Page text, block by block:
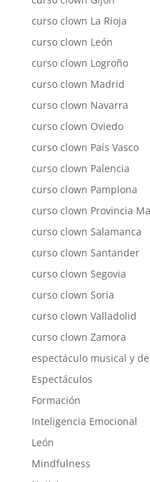
curso clown La Rioja
curso clown León
curso clown Logroño
curso clown Madrid
curso clown Navarra
curso clown Oviedo
curso clown País Vasco
curso clown Palencia
curso clown Pamplona
curso clown Provincia
curso clown Salamanca
curso clown Santander
curso clown Segovia
curso clown Soria
curso clown Valladolid
curso clown Zamora
espectáculo musical y
Espectáculos
Formación
Inteligencia Emocional
León
Mindfulness